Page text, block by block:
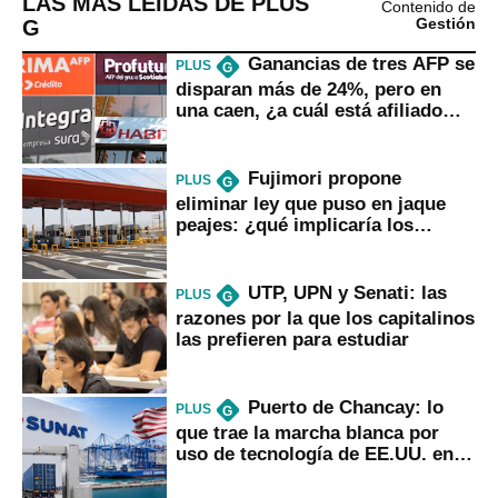
G
Contenido de
Gestión
PLUS G
Ganancias de tres AFP se
disparan más de 24%, pero en
una caen, ¿a cuál está afiliado
PLUS G
Fujimori propone
eliminar ley que puso en jaque
peajes: ¿qué implicaría los
PLUS G
UTP, UPN y Senati: las
razones por la que los capitalinos
las prefieren para estudiar
PLUS G
Puerto de Chancay: lo
que trae la marcha blanca por
uso de tecnología de EE.UU. en